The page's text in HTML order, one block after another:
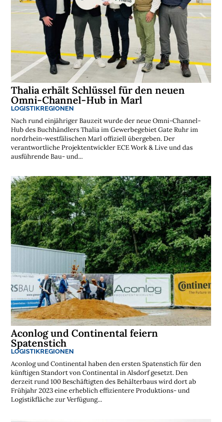
e
n
e
w
l
e
t
t
e
r
➔
e
t
z
t
a
n
i
e
r
e
n
Thalia erhält Schlüssel für den neuen
Omni-Channel-Hub in Marl
LOGISTIKREGIONEN
Nach rund einjähriger Bauzeit wurde der neue Omni-Channel-
Hub des Buchhändlers Thalia im Gewerbegebiet Gate Ruhr im
nordrhein-westfälischen Marl offiziell übergeben. Der
verantwortliche Projektentwickler ECE Work & Live und das
ausführende Bau- und...
Aconlog und Continental feiern
Spatenstich
LOGISTIKREGIONEN
Aconlog und Continental haben den ersten Spatenstich für den
künftigen Standort von Continental in Alsdorf gesetzt. Den
derzeit rund 100 Beschäftigten des Behälterbaus wird dort ab
Frühjahr 2023 eine erheblich effizientere Produktions- und
Logistikfläche zur Verfügung...